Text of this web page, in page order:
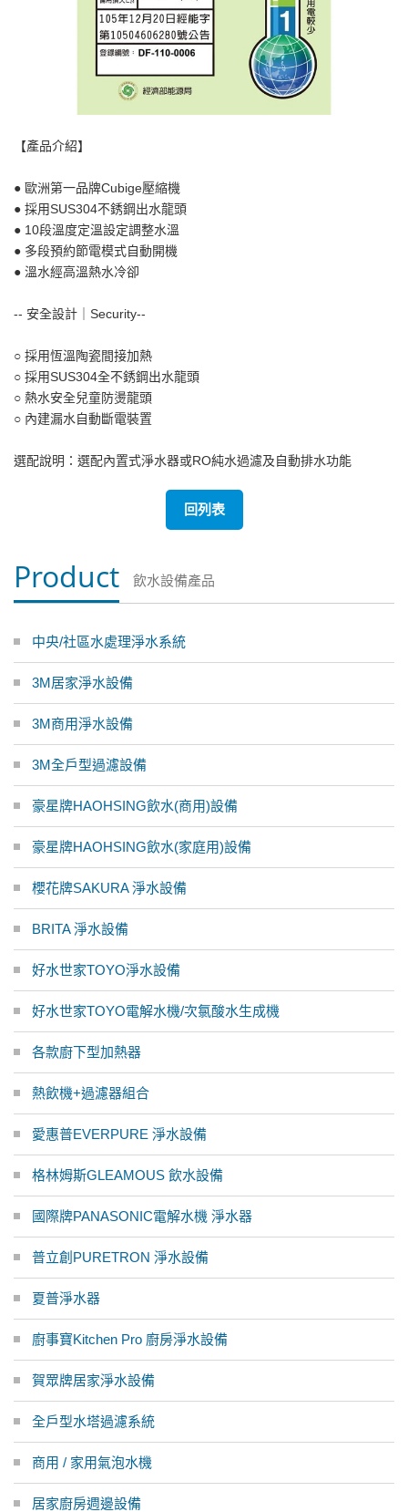
【產品介紹】
● 歐洲第一品牌Cubige壓縮機
● 採用SUS304不銹鋼出水龍頭
● 10段溫度定溫設定調整水溫
● 多段預約節電模式自動開機
● 溫水經高溫熱水冷卻
-- 安全設計｜Security--
○ 採用恆溫陶瓷間接加熱
○ 採用SUS304全不銹鋼出水龍頭
○ 熱水安全兒童防燙龍頭
○ 內建漏水自動斷電裝置
選配說明：選配內置式淨水器或RO純水過濾及自動排水功能
回列表
Product 飲水設備產品
中央/社區水處理淨水系統
3M居家淨水設備
3M商用淨水設備
3M全戶型過濾設備
豪星牌HAOHSING飲水(商用)設備
豪星牌HAOHSING飲水(家庭用)設備
櫻花牌SAKURA 淨水設備
BRITA 淨水設備
好水世家TOYO淨水設備
好水世家TOYO電解水機/次氯酸水生成機
各款廚下型加熱器
熱飲機+過濾器組合
愛惠普EVERPURE 淨水設備
格林姆斯GLEAMOUS 飲水設備
國際牌PANASONIC電解水機 淨水器
普立創PURETRON 淨水設備
夏普淨水器
廚事寶Kitchen Pro 廚房淨水設備
賀眾牌居家淨水設備
全戶型水塔過濾系統
商用 / 家用氣泡水機
居家廚房週邊設備